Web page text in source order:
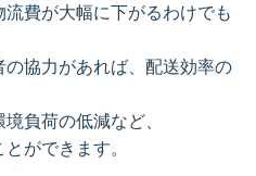
流費が大幅に下がるわけでも
協力があれば、配送効率の
負荷の低減など、
ができます。